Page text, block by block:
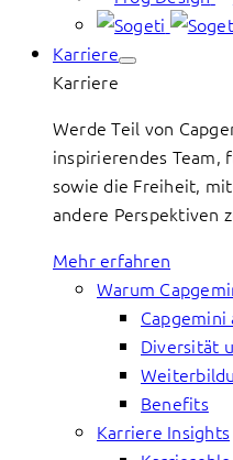
Karriere
Karriere
Werde Teil von
inspirierendes Team,
sowie die Freiheit,
andere Perspektiven
Mehr erfahren
Warum
Diversität
Benefits
Karriere Insights